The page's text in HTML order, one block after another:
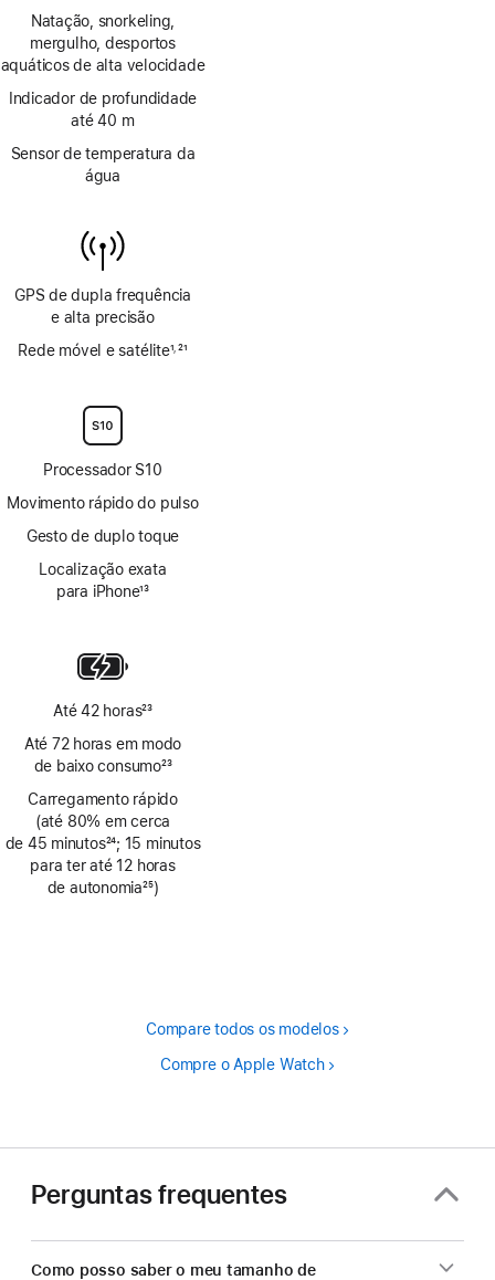
rodapé
Natação, snorkeling,
mergulho, desportos
aquáticos de alta velocidade
Indicador de profundidade
até 40 m
Sensor de temperatura da
água
GPS de dupla frequência
e alta precisão
Rede móvel e satélite1 ,21
Processador S10
Movimento rápido do pulso
Gesto de duplo toque
Localização exata
para iPhone
rodapé
13
Até 42 horas
de
rodapé
23
Até 72 horas em modo
de baixo consumo
de
rodapé
23
Carregamento rápido
(até 80% em cerca
de 45 minutos
Nota
24; 15 minutos
para ter até 12 horas
de autonomia25)
Compare todos os modelos
Compre o Apple Watch
Perguntas frequentes
Como posso saber o meu tamanho de